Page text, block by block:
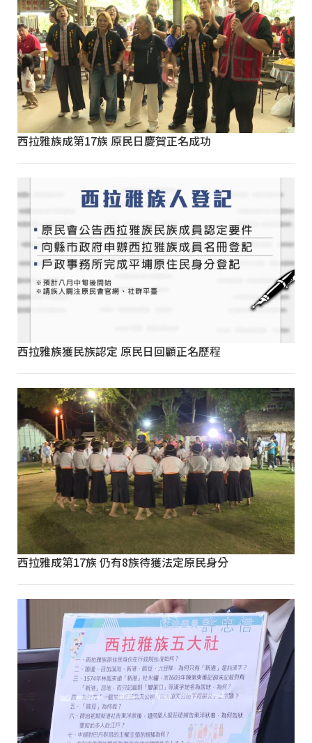
西拉雅族成第17族 原民日慶賀正名成功
西拉雅族獲民族認定 原民日回顧正名歷程
西拉雅成第17族 仍有8族待獲法定原民身分